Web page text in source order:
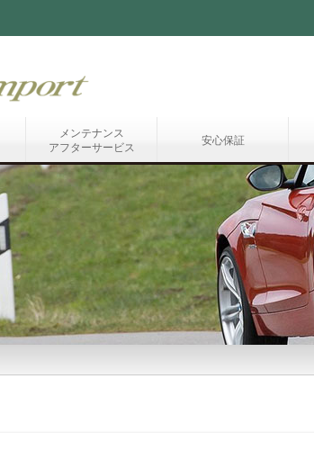
メンテナンス
アフターサービス
安心保証